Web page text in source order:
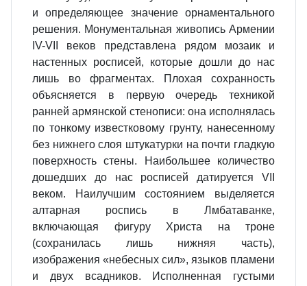
и определяющее зна­чение орнаментального
решения. Монументальная живопись Арме­нии
IV-VII веков представлена ря­дом мозаик и
настенных росписей, которые дошли до нас
лишь во фраг­ментах. Плохая сохранность
объяс­няется в первую очередь техни­кой
ранней армянской стенописи: она исполнялась
по тонкому из­вестковому грунту, нанесенному
без нижнего слоя штукатурки на почти гладкую
поверхность стены. Наи­большее количество
дошедших до нас росписей датируется VII
веком. Наилучшим состоянием выделяется
алтарная роспись в Лмбатаванке,
включающая фигуру Христа на тро­не
(сохранилась лишь нижняя часть),
изображения «небесных сил», язы­ков пламени
и двух всадников. Ис­полненная густыми